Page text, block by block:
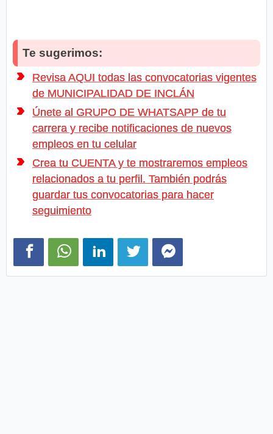
Te sugerimos:
Revisa AQUI todas las convocatorias vigentes
de MUNICIPALIDAD DE INCLÁN
Únete al GRUPO DE WHATSAPP de tu
carrera y recibe notificaciones de nuevos
empleos en tu celular
Crea tu CUENTA y te mostraremos empleos
relacionados a tu perfil. También podrás
guardar tus convocatorias para hacer
seguimiento